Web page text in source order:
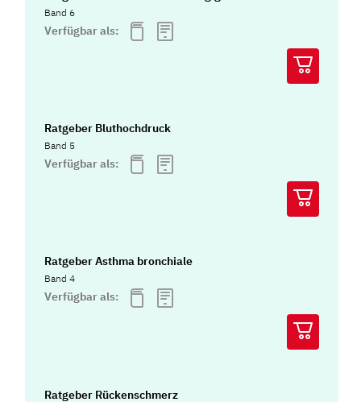
Band 6
Verfügbar als:
Ratgeber Bluthochdruck
Band 5
Verfügbar als:
Ratgeber Asthma bronchiale
Band 4
Verfügbar als:
Ratgeber Rückenschmerz